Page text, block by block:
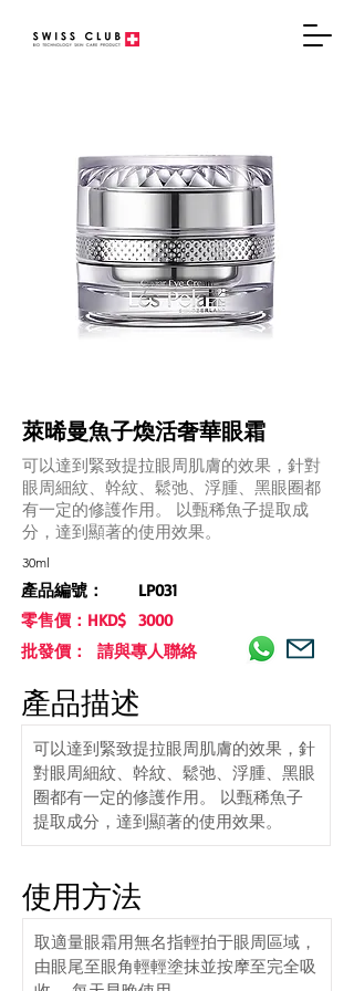
萊晞曼魚子煥活奢華眼霜
可以達到緊致提拉眼周肌膚的效果，針對
眼周細紋、幹紋、鬆弛、浮腫、黑眼圈都
有一定的修護作用。 以甄稀魚子提取成
分，達到顯著的使用效果。
30ml
產品編號：
LP031
零售價：HKD$ 3000
批發價： 請與專人聯絡
產品描述
可以達到緊致提拉眼周肌膚的效果，針
對眼周細紋、幹紋、鬆弛、浮腫、黑眼
圈都有一定的修護作用。 以甄稀魚子
提取成分，達到顯著的使用效果。
使用方法
取適量眼霜用無名指輕拍于眼周區域，
由眼尾至眼角輕輕塗抹並按摩至完全吸